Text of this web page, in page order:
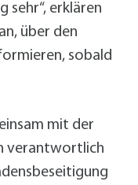
sehr“, erklären
über den
sobald
mit der
verantwortlich